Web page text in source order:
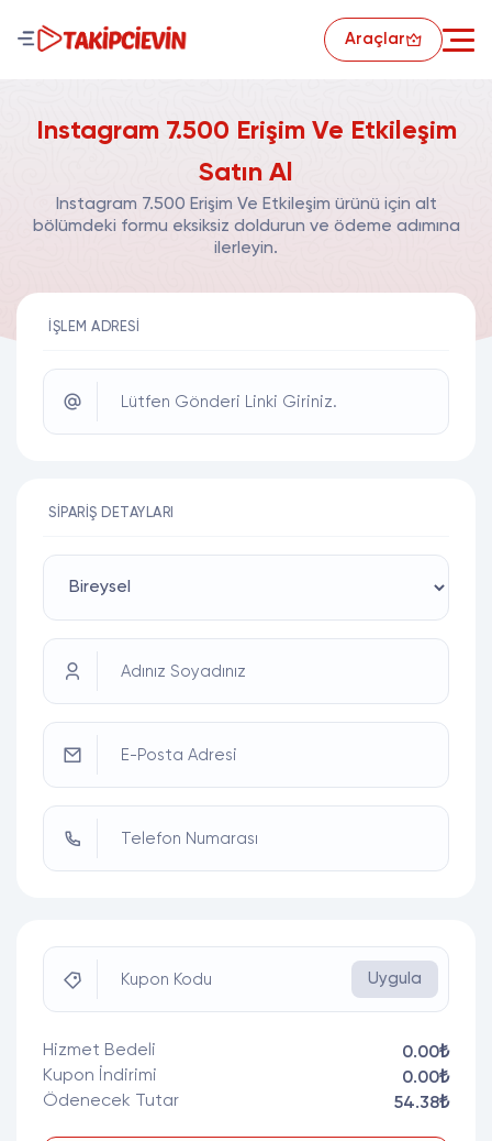
Araçlar
Instagram 7.500 Erişim Ve Etkileşim
Satın Al
Instagram 7.500 Erişim Ve Etkileşim ürünü için alt
bölümdeki formu eksiksiz doldurun ve ödeme adımına
ilerleyin.
İŞLEM ADRESI
Lütfen Gönderi Linki Giriniz.
SIPARIŞ DETAYLARI
Adınız Soyadınız
E-Posta Adresi
Telefon Numarası
Kupon Kodu Uygula
Hizmet Bedeli
0.00₺
Kupon İndirimi
0.00₺
Ödenecek Tutar
54.38₺